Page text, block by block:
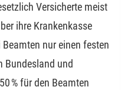
Versicherte meist
ihre Krankenkasse
nur einen festen
Bundesland und
% für den Beamten